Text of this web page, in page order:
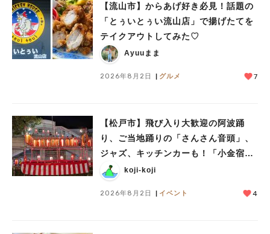
【流山市】からあげ好き必見！話題の
「とぅいとぅい流山店」で揚げたてを
テイクアウトしてみた♡
Ayuuまま
2026年8月2日 グルメ 7
【松戸市】飛び入り大歓迎の阿波踊
り、ご当地踊りの「さんさん音頭」、
ジャズ、キッチンカーも！「小金宿ま
つり」8/28-30開催！
koji-koji
2026年8月2日 イベント 4